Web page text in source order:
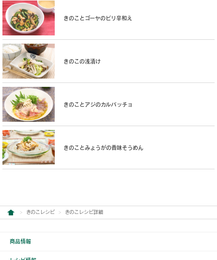
きのことゴーヤのピリ辛和え
きのこの浅漬け
きのことアジのカルパッチョ
きのことみょうがの香味そうめん
きのこレシピ きのこレシピ詳細
商品情報